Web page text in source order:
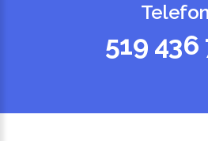
519 436